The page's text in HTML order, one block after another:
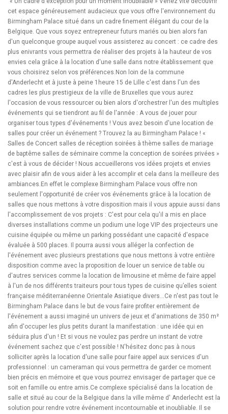
cet espace généreusement audacieux que vous offre l'environnement du
Birmingham Palace situé dans un cadre finement élégant du cour de la
Belgique. Que vous soyez entrepreneur futurs mariés ou bien alors fan
d'un quelconque groupe auquel vous assisterez au concert : ce cadre des
plus enivrants vous permettra de réaliser des projets à la hauteur de vos
envies cela grâce à la location d'une salle dans notre établissement que
vous choisirez selon vos préférences.Non loin de la commune
d'Anderlecht et à juste à peine 1heure 15 de Lille c'est dans l'un des
cadres les plus prestigieux de la ville de Bruxelles que vous aurez
l'occasion de vous ressourcer ou bien alors d'orchestrer l'un des multiples
événements qui se tiendront au fil de l'année : A vous de jouer pour
organiser tous types d'événements ! Vous avez besoin d'une location de
salles pour créer un événement ? Trouvez la au Birmingham Palace ! «
Salles de Concert salles de réception soirées à thème salles de mariage
de baptême salles de séminaire comme la conception de soirées privées »
c'est à vous de décider ! Nous accueillerons vos idées projets et envies
avec plaisir afin de vous aider à les accomplir et cela dans la meilleure des
ambiances.En effet le complexe Birmingham Palace vous offre non
seulement l'opportunité de créer vos événements grâce à la location de
salles que nous mettons à votre disposition mais il vous appuie aussi dans
l'accomplissement de vos projets : C'est pour cela qu'il a mis en place
diverses installations comme un podium une loge VIP des projecteurs une
cuisine équipée ou même un parking possédant une capacité d'espace
évaluée à 500 places. Il pourra aussi vous alléger la confection de
l'événement avec plusieurs prestations que nous mettons à votre entière
disposition comme avec la proposition de louer un service de table ou
d'autres services comme la location de limousine et même de faire appel
à l'un de nos différents traiteurs pour tous types de cuisine qu’elles soient
française méditerranéenne Orientale Asiatique divers...Ce n'est pas tout le
Birmingham Palace dans le but de vous faire profiter entièrement de
l'événement a aussi imaginé un univers de jeux et d'animations de 350 m²
afin d'occuper les plus petits durant la manifestation : une idée qui en
séduira plus d'un ! Et si vous ne voulez pas perdre un instant de votre
événement sachez que c'est possible ! N'hésitez donc pas à nous
solliciter après la location d'une salle pour faire appel aux services d'un
professionnel : un cameraman qui vous permettra de garder ce moment
bien précis en mémoire et que vous pourrez envisager de partager que ce
soit en famille ou entre amis.Ce complexe spécialisé dans la location de
salle et situé au cour de la Belgique dans la ville même d' Anderlecht est la
solution pour rendre votre événement incontournable et inoubliable. Il se